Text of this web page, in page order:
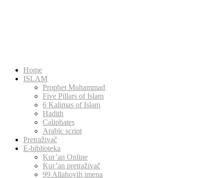
Home
ISLAM
Prophet Muhammad
Five Pillars of Islam
6 Kalimas of Islam
Hadith
Caliphates
Arabic script
Pretraživač
E-biblioteka
Kur’an Online
Kur’an pretraživač
99 Allahovih imena